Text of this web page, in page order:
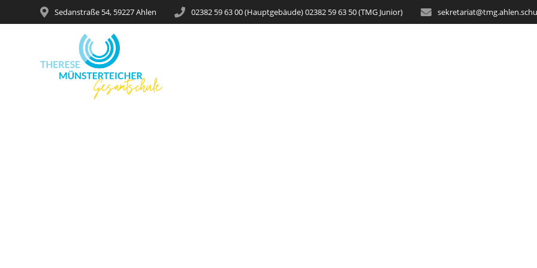
Sedanstraße 54, 59227 Ahlen 02382 59 63 00 (Hauptgebäude) 02382 59 63 50 (TMG Junior)